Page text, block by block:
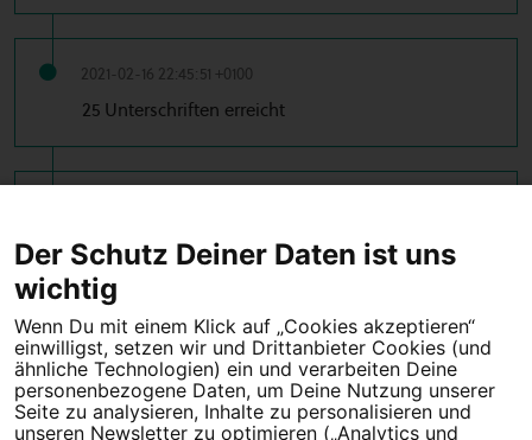
2021-02-16 22:45:51 +0100
25 Unterschriften erreicht
10 Unterschriften erreicht
Tipps für deine Petition
Darum WeAct
Partnerprogramm
Der Schutz Deiner Daten ist uns
wichtig
Wenn Du mit einem Klick auf „Cookies akzeptieren“
einwilligst, setzen wir und Drittanbieter Cookies (und
ähnliche Technologien) ein und verarbeiten Deine
personenbezogene Daten, um Deine Nutzung unserer
Seite zu analysieren, Inhalte zu personalisieren und
unseren Newsletter zu optimieren („Analytics und